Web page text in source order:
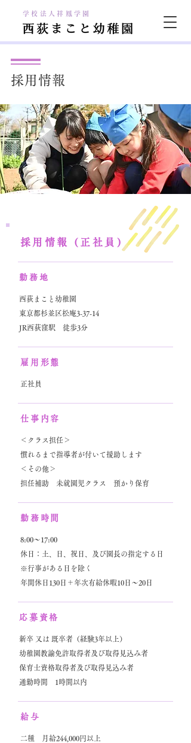
学校法人祥鳳学園
採用情報
採用情報 (正社員)
勤務地
西荻まこと幼稚園
東京都杉並区松庵3-37-14
JR西荻窪駅 徒歩3分
雇用形態
正社員
仕事内容
＜クラス担任＞
慣れるまで指導者が付いて援助します
＜その他＞
担任補助 未就園児クラス 預かり保育
勤務時間
8:00～17:00
休日：土、日、祝日、及び園長の指定する日
※行事がある日を除く
年間休日130日＋年次有給休暇10日～20日
応募資格
新卒 又は 既卒者（経験3年以上）
幼稚園教諭免許取得者及び取得見込み者
保育士資格取得者及び取得見込み者
通勤時間 1時間以内
給与
二種 月給244,000円以上